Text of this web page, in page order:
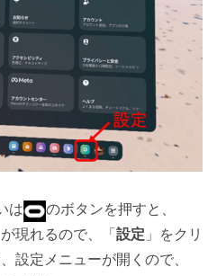
は
のボタンを押すと、
が現れるので、「 設定 」をクリ
設定メニューが開くので、